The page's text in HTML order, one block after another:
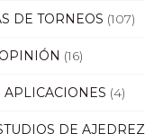
DE TORNEOS (107)
OPINIÓN (16)
APLICACIONES (4)
DE AJEDREZ